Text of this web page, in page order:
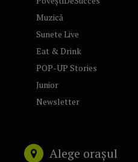
Muzică
Sunete Live
Eat & Drink
POP-UP Stories
Junior
Newsletter
Alege orașul